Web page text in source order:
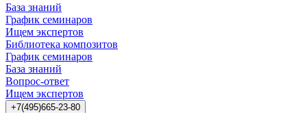
База знаний
График семинаров
Ищем экспертов
Библиотека композитов
График семинаров
База знаний
Вопрос-ответ
Ищем экспертов
+7(495)665-23-80